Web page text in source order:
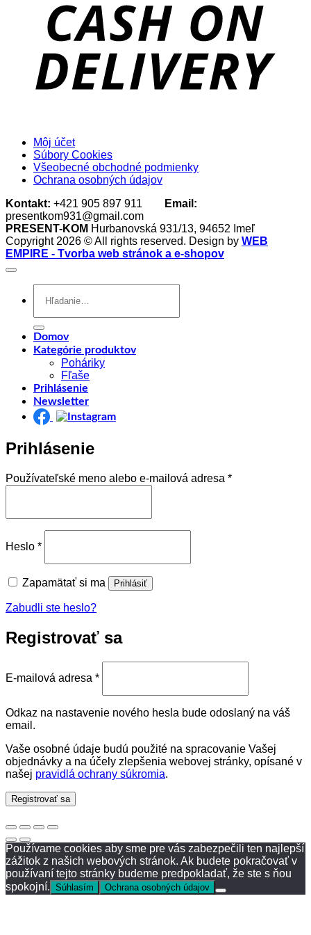
Môj účet
Súbory Cookies
Všeobecné obchodné podmienky
Ochrana osobných údajov
Kontakt: +421 905 897 911
Email:
presentkom931@gmail.com
PRESENT-KOM Hurbanovská 931/13, 94652 Imeľ
Copyright 2026 © All rights reserved. Design by WEB
EMPIRE - Tvorba web stránok a e-shopov
Domov
Kategórie produktov
Poháriky
Fľaše
Prihlásenie
Newsletter
Prihlásenie
Používateľské meno alebo e-mailová adresa *Povinné
Heslo *
Zapamätať si ma Prihlásiť
Zabudli ste heslo?
Registrovať sa
E-mailová adresa *
Odkaz na nastavenie nového hesla bude odoslaný na váš
email.
Vaše osobné údaje budú použité na spracovanie Vašej
objednávky a na účely zlepšenia webovej stránky, opísané v
našej pravidlá ochrany súkromia.
Registrovať sa
Používame cookies aby sme pre vás zabezpečili ten najlepší
zážitok z našich webových stránok. Ak budete pokračovať v
používaní tejto stránky budeme predpokladať, že ste s ňou
spokojní. Súhlasím Ochrana osobných údajov